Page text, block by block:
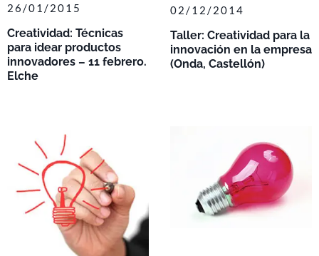
Creatividad: Técnicas
para idear productos
innovadores – 11 febrero.
Elche
26/01/2015
Taller: Creatividad para la
innovación en la empresa
(Onda, Castellón)
02/12/2014